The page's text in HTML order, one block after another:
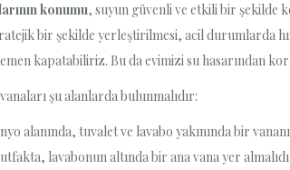
konumu, suyun güvenli ve etkili bir şekilde
bir şekilde yerleştirilmesi, acil durumlarda
kapatabiliriz. Bu da evimizi su hasarından
şu alanlarda bulunmalıdır:
alanında, tuvalet ve lavabo yakınında bir
lavabonun altında bir ana vana yer